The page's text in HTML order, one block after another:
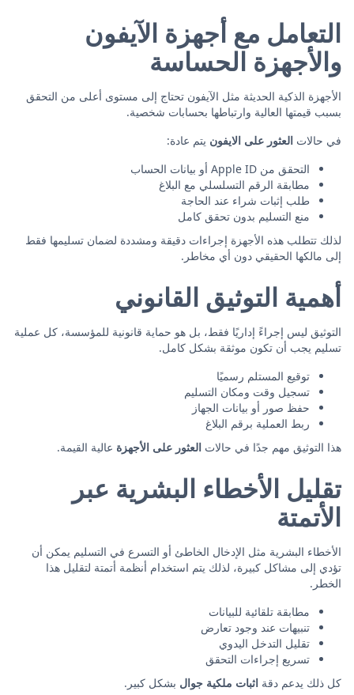
التعامل مع أجهزة الآيفون
والأجهزة الحساسة
الأجهزة الذكية الحديثة مثل الآيفون تحتاج إلى مستوى أعلى من التحقق
بسبب قيمتها العالية وارتباطها بحسابات شخصية.
في حالات العثور على الايفون يتم عادة:
التحقق من Apple ID أو بيانات الحساب
مطابقة الرقم التسلسلي مع البلاغ
طلب إثبات شراء عند الحاجة
منع التسليم بدون تحقق كامل
لذلك تتطلب هذه الأجهزة إجراءات دقيقة ومشددة لضمان تسليمها فقط
إلى مالكها الحقيقي دون أي مخاطر.
أهمية التوثيق القانوني
التوثيق ليس إجراءً إداريًا فقط، بل هو حماية قانونية للمؤسسة، كل عملية
تسليم يجب أن تكون موثقة بشكل كامل.
توقيع المستلم رسميًا
تسجيل وقت ومكان التسليم
حفظ صور أو بيانات الجهاز
ربط العملية برقم البلاغ
هذا التوثيق مهم جدًا في حالات العثور على الأجهزة عالية القيمة.
تقليل الأخطاء البشرية عبر
الأتمتة
الأخطاء البشرية مثل الإدخال الخاطئ أو التسرع في التسليم يمكن أن
تؤدي إلى مشاكل كبيرة، لذلك يتم استخدام أنظمة أتمتة لتقليل هذا
الخطر.
مطابقة تلقائية للبيانات
تنبيهات عند وجود تعارض
تقليل التدخل اليدوي
تسريع إجراءات التحقق
كل ذلك يدعم دقة اثبات ملكية جوال بشكل كبير.